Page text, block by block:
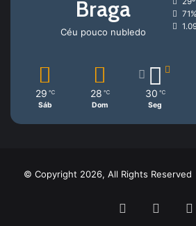
Braga
Céu pouco nubledo
71%
29 ℃
Sáb
28 ℃
Dom
30 ℃
Seg
© Copyright 2026, All Rights
Facebook